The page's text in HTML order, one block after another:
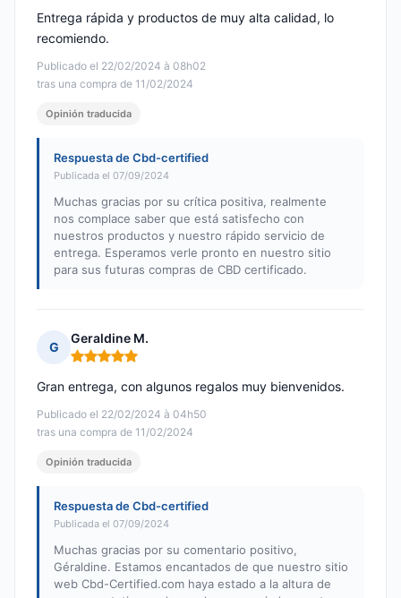
Publicado el 22/02/2024 à 08h02
tras una compra de 11/02/2024
Entrega rápida y productos de muy alta calidad, lo
recomiendo.
Opinión traducida
Respuesta de Cbd-certified
Publicada el 07/09/2024
Muchas gracias por su crítica positiva, realmente
nos complace saber que está satisfecho con
nuestros productos y nuestro rápido servicio de
entrega. Esperamos verle pronto en nuestro sitio
para sus futuras compras de CBD certificado.
G
Geraldine M.
Nota: 5 de 5
Publicado el 22/02/2024 à 04h50
tras una compra de 11/02/2024
Gran entrega, con algunos regalos muy bienvenidos.
Opinión traducida
Respuesta de Cbd-certified
Publicada el 07/09/2024
Muchas gracias por su comentario positivo,
Géraldine. Estamos encantados de que nuestro sitio
web Cbd-Certified.com haya estado a la altura de